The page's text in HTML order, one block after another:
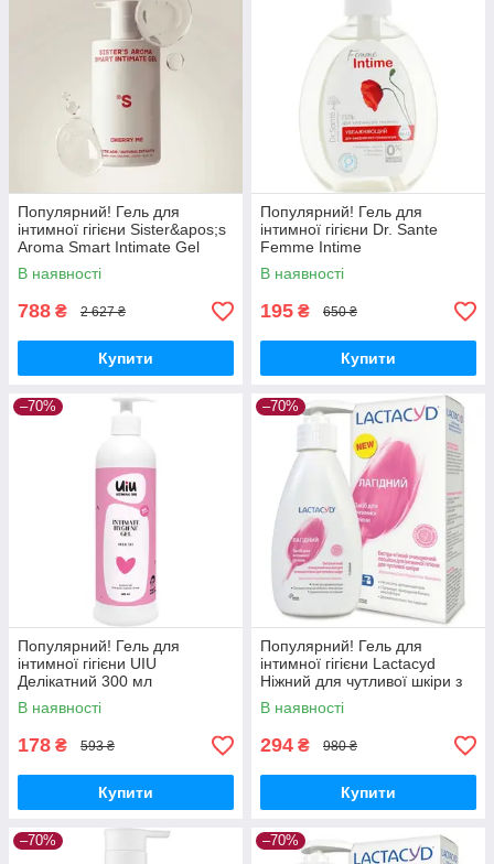
Популярний! Гель для
інтимної гігієни Sister&apos;s
Aroma Smart Intimate Gel
Cherry Me 250 мл
(4820227786398) - Краща
В наявності
788 ₴ 2 627 ₴
Купити
Популярний! Гель для
інтимної гігієни Dr. Sante
Femme Intime
Зволожувальний 230 мл
(4823015922916) - Краща
В наявності
195 ₴ 650 ₴
Купити
–70%
Популярний! Гель для
інтимної гігієни UIU
Делікатний 300 мл
(4820152332912) - Краща
якість тільки на
В наявності
178 ₴ 593 ₴
Купити
–70%
Популярний! Гель для
інтимної гігієни Lactacyd
Ніжний для чутливої шкіри з
дозатором 200 мл
(5391520943218) - Краща
В наявності
294 ₴ 980 ₴
Купити
–70% –70%